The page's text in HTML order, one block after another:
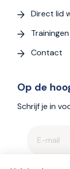
Direct lid
Trainingen
Contact
Op de
Schrijf je in